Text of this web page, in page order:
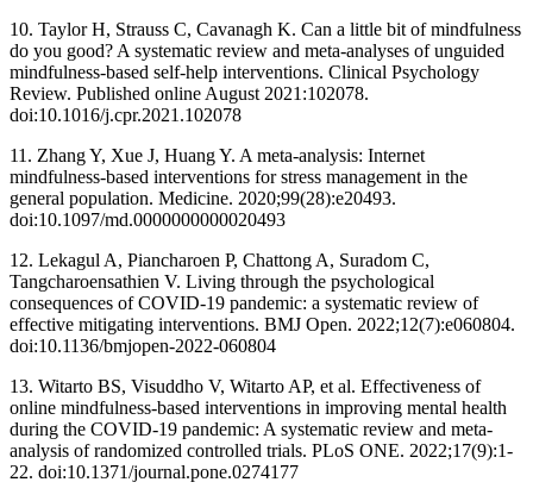
10. Taylor H, Strauss C, Cavanagh K. Can a little bit of mindfulness
do you good? A systematic review and meta-analyses of unguided
mindfulness-based self-help interventions. Clinical Psychology
Review. Published online August 2021:102078.
doi:10.1016/j.cpr.2021.102078 ‌
11. Zhang Y, Xue J, Huang Y. A meta-analysis: Internet
mindfulness-based interventions for stress management in the
general population. Medicine. 2020;99(28):e20493.
doi:10.1097/md.0000000000020493 ‌
12. Lekagul A, Piancharoen P, Chattong A, Suradom C,
Tangcharoensathien V. Living through the psychological
consequences of COVID-19 pandemic: a systematic review of
effective mitigating interventions. BMJ Open. 2022;12(7):e060804.
doi:10.1136/bmjopen-2022-060804 ‌
13. Witarto BS, Visuddho V, Witarto AP, et al. Effectiveness of
online mindfulness-based interventions in improving mental health
during the COVID-19 pandemic: A systematic review and meta-
analysis of randomized controlled trials. PLoS ONE. 2022;17(9):1-
22. doi:10.1371/journal.pone.0274177 ‌